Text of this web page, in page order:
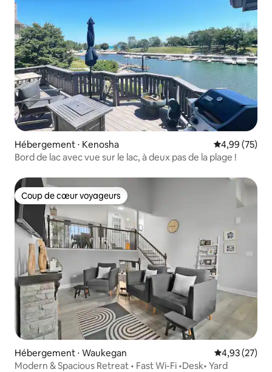
Hébergement ⋅ Kenosha Évaluation
4,99 (75)
Bord de lac avec vue sur le lac, à deux pas de la plage !
Coup de cœur voyageurs
Coup de cœur voyageurs
Hébergement ⋅ Waukegan Évaluation
4,93 (27)
Modern & Spacious Retreat • Fast Wi-Fi •Desk• Yard